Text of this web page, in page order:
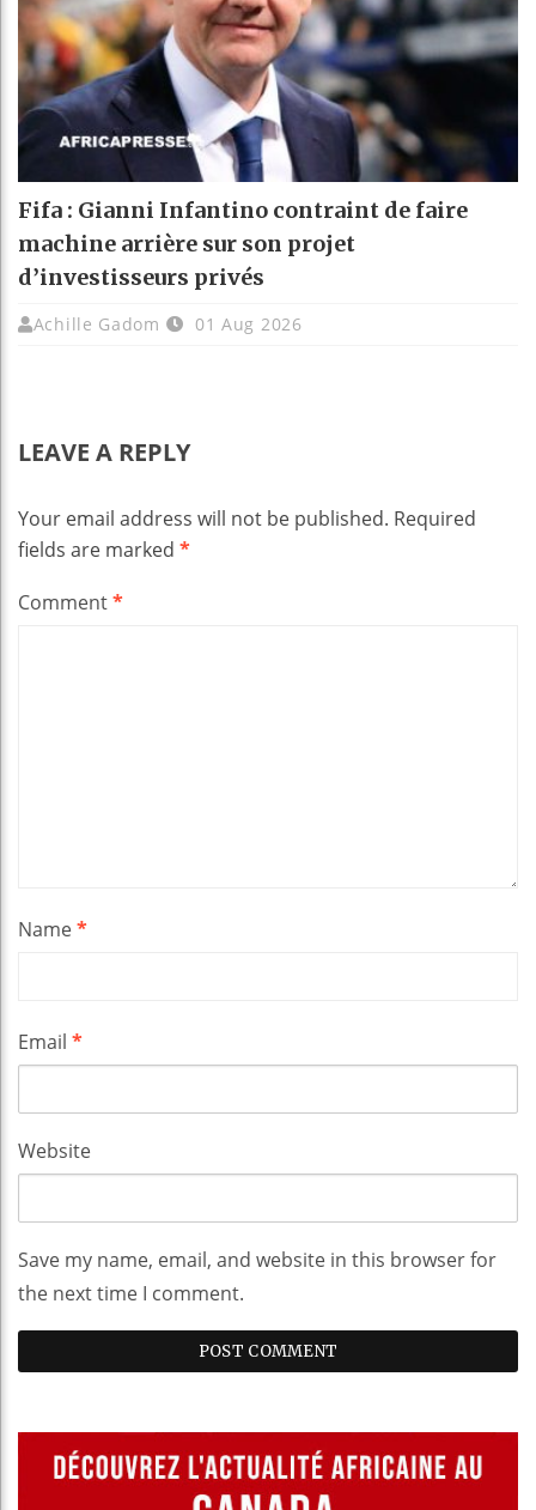
Fifa : Gianni Infantino contraint de faire
machine arrière sur son projet
d’investisseurs privés
Achille Gadom 01 Aug 2026
LEAVE A REPLY
Your email address will not be published. Required
fields are marked *
Comment*
Name*
Email *
Website
Save my name, email, and website in this browser for
the next time I comment.